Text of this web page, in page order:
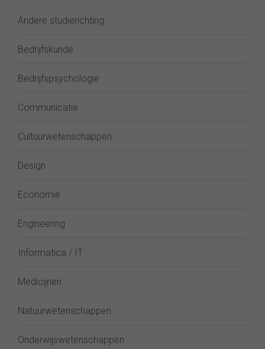
Andere studierichting
Bedrijfskunde
Bedrijfspsychologie
Communicatie
Cultuurwetenschappen
Design
Economie
Engineering
Informatica / IT
Medicijnen
Natuurwetenschappen
Onderwijswetenschappen